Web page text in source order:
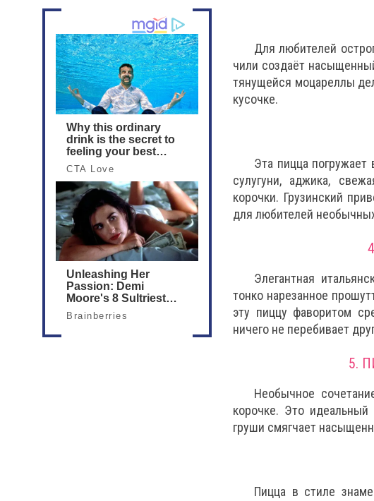
Для любителей
чили создаёт
тянущейся моцареллы
кусочке.
Эта пицца погружает
сулугуни, аджика,
корочки. Грузинский
для любителей
Элегантная
тонко нарезанное
эту пиццу фаворитом
ничего не перебивает
5.
Необычное
корочке. Это
груши смягчает
Пицца в стиле